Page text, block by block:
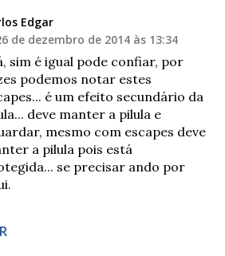
Edgar
de dezembro de 2014 às 13:34
sim é igual pode confiar, por
podemos notar estes
é um efeito secundário da
deve manter a pilula e
mesmo com escapes deve
a pilula pois está
se precisar ando por